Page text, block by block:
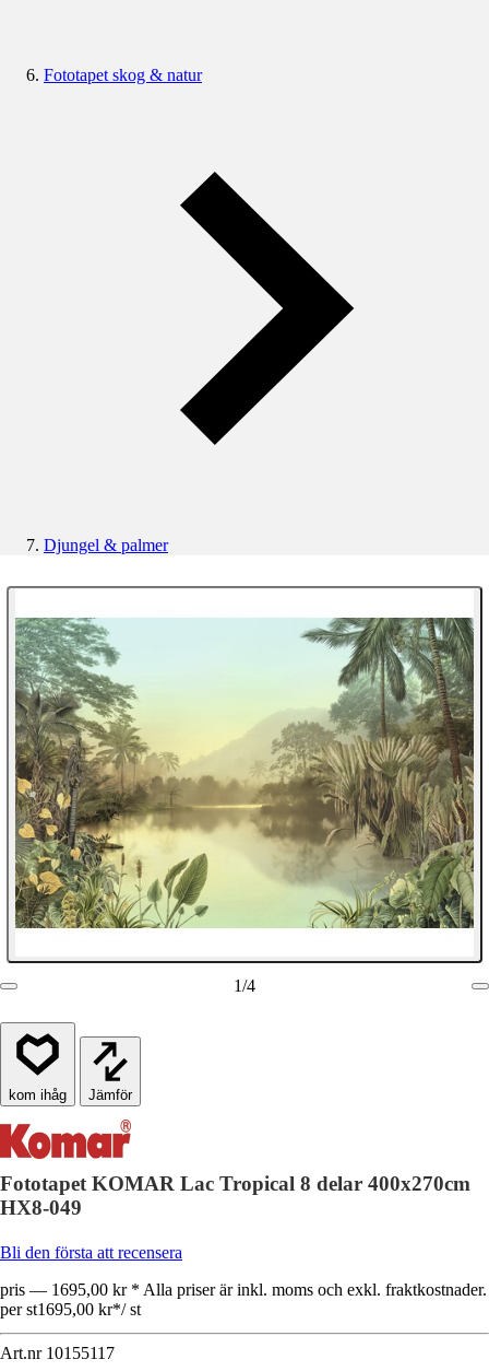
Fototapet skog & natur
Djungel & palmer
1/4
Jämför
Fototapet KOMAR Lac Tropical 8 delar 400x270cm
HX8-049
Bli den första att recensera
pris — 1695,00 kr * Alla priser är inkl. moms och exkl. fraktkostnader.
per st1695,00 kr*/ st
Art.nr 10155117